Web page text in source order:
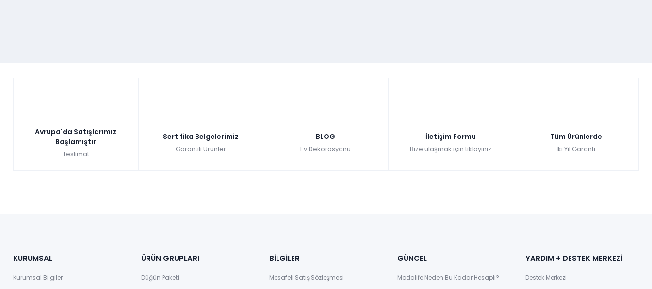
Avrupa'da Satışlarımız
Başlamıştır
Teslimat
Sertifika Belgelerimiz
Garantili Ürünler
BLOG
Ev Dekorasyonu
İletişim Formu
Bize ulaşmak için tıklayınız
Tüm Ürünlerde
İki Yıl Garanti
KURUMSAL
Kurumsal Bilgiler
ÜRÜN GRUPLARI
Düğün Paketi
BİLGİLER
Mesafeli Satış Sözleşmesi
GÜNCEL
Modalife Neden Bu Kadar Hesaplı?
YARDIM + DESTEK MERKEZİ
Destek Merkezi